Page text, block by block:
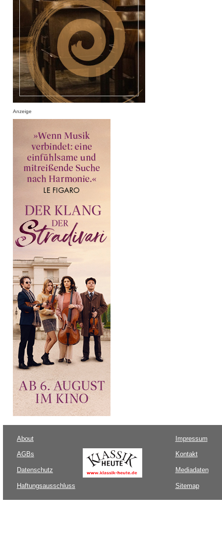
Anzeige
About
AGBs
Datenschutz
Haftungsausschluss
Impressum
Kontakt
Mediadaten
Sitemap